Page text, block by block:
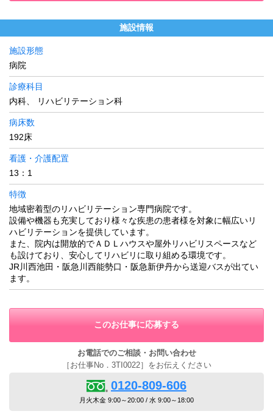
施設情報
施設形態
病院
診療科目
内科、 リハビリテーション科
病床数
192床
看護・介護配置
13：1
特徴
地域密着型のリハビリテーション専門病院です。
設備や機器も充実しており様々な疾患の患者様を対象に幅広いリ
ハビリテーションを提供しています。
また、院内は開放的でＡＤＬハウスや屋外リハビリスペースなど
も設けており、安心してリハビリに取り組める環境です。
JR川西池田・阪急川西能勢口・阪急新伊丹から送迎バスが出てい
ます。
このお仕事に応募する
お電話でのご相談・お問い合わせ
［お仕事No．3TI0022］をお伝えください
0120-809-606
月火木金 9:00～20:00 / 水 9:00～18:00